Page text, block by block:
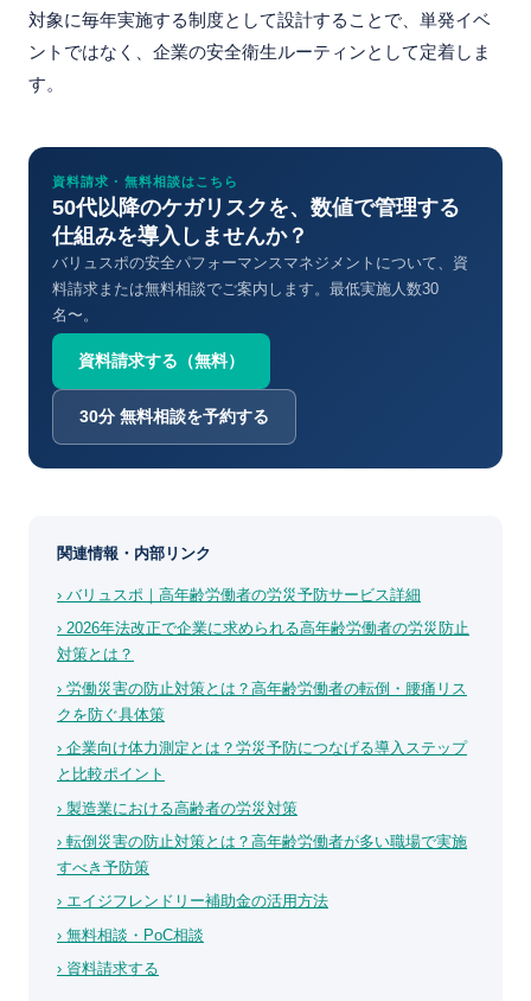
対象に毎年実施する制度として設計することで、単発イベ
ントではなく、企業の安全衛生ルーティンとして定着しま
す。
資料請求・無料相談はこちら
50代以降のケガリスクを、数値で管理する
仕組みを導入しませんか？
バリュスポの安全パフォーマンスマネジメントについて、資
料請求または無料相談でご案内します。最低実施人数30
名〜。
資料請求する（無料）
30分 無料相談を予約する
関連情報・内部リンク
› バリュスポ｜高年齢労働者の労災予防サービス詳細
› 2026年法改正で企業に求められる高年齢労働者の労災防止
対策とは？
› 労働災害の防止対策とは？高年齢労働者の転倒・腰痛リス
クを防ぐ具体策
› 企業向け体力測定とは？労災予防につなげる導入ステップ
と比較ポイント
› 製造業における高齢者の労災対策
› 転倒災害の防止対策とは？高年齢労働者が多い職場で実施
すべき予防策
› エイジフレンドリー補助金の活用方法
› 無料相談・PoC相談
› 資料請求する